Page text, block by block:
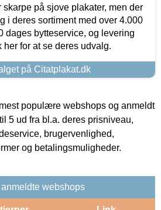
på sjove plakater, men der
i deres sortiment med over 4.000
dages bytteservice, og levering
for at se deres udvalg.
på Citatplakat.dk
populære webshops og anmeldt
5 ud fra bl.a. deres prisniveau,
brugervenlighed,
og betalingsmuligheder.
anmeldte webshops